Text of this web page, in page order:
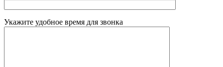
Укажите удобное время для звонка